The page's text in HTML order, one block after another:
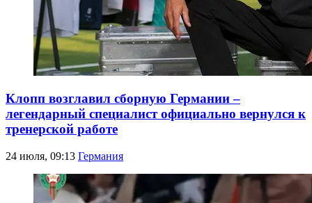
Клопп возглавил сборную Германии –
легендарный специалист официально вернулся к
тренерской работе
24 июля, 09:13 Германия